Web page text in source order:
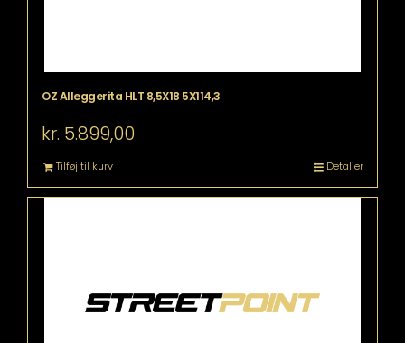
OZ Alleggerita HLT 8,5X18 5X114,3
kr. 5.899,00
Tilføj til kurv Detaljer